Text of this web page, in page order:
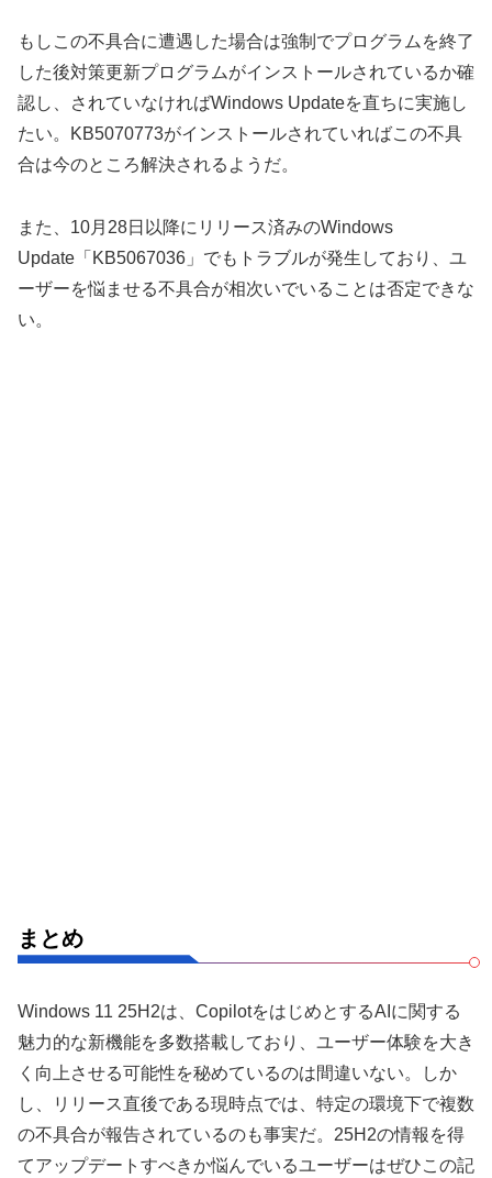
もしこの不具合に遭遇した場合は強制でプログラムを終了
した後対策更新プログラムがインストールされているか確
認し、されていなければWindows Updateを直ちに実施し
たい。KB5070773がインストールされていればこの不具
合は今のところ解決されるようだ。
また、10月28日以降にリリース済みのWindows
Update「KB5067036」でもトラブルが発生しており、ユ
ーザーを悩ませる不具合が相次いでいることは否定できな
い。
まとめ
Windows 11 25H2は、CopilotをはじめとするAIに関する
魅力的な新機能を多数搭載しており、ユーザー体験を大き
く向上させる可能性を秘めているのは間違いない。しか
し、リリース直後である現時点では、特定の環境下で複数
の不具合が報告されているのも事実だ。25H2の情報を得
てアップデートすべきか悩んでいるユーザーはぜひこの記